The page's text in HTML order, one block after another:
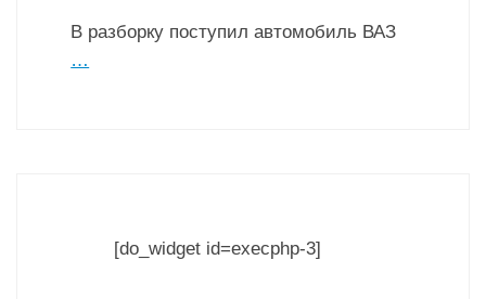
В разборку поступил автомобиль ВАЗ
…
[do_widget id=execphp-3]